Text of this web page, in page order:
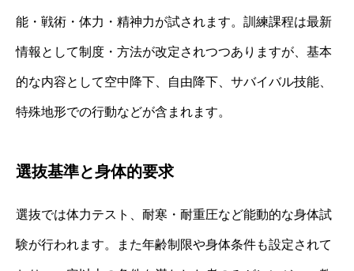
能・戦術・体力・精神力が試されます。訓練課程は最新
情報として制度・方法が改定されつつありますが、基本
的な内容として空中降下、自由降下、サバイバル技能、
特殊地形での行動などが含まれます。
選抜基準と身体的要求
選抜では体力テスト、耐寒・耐重圧など能動的な身体試
験が行われます。また年齢制限や身体条件も設定されて